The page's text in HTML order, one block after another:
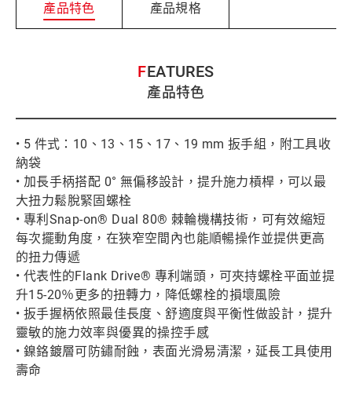
產品特色 產品規格
FEATURES
產品特色
• 5 件式：10、13、15、17、19 mm 扳手組，附工具收
納袋
• 加長手柄搭配 0° 無偏移設計，提升施力槓桿，可以最
大扭力鬆脫緊固螺栓
• 專利Snap-on® Dual 80® 棘輪機構技術，可有效縮短
每次擺動角度，在狹窄空間內也能順暢操作並提供更高
的扭力傳遞
• 代表性的Flank Drive® 專利端頭，可夾持螺栓平面並提
升15-20％更多的扭轉力，降低螺栓的損壞風險
• 扳手握柄依照最佳長度、舒適度與平衡性做設計，提升
靈敏的施力效率與優異的操控手感
• 鎳鉻鍍層可防鏽耐蝕，表面光滑易清潔，延長工具使用
壽命